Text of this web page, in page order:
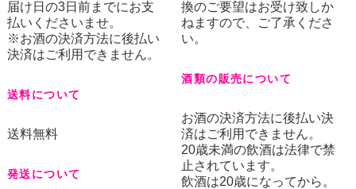
届け日の3日前までにお支
払いくださいませ。
※お酒の決済方法に後払い
決済はご利用できません。
送料について
送料無料
発送について
換のご要望はお受け致しか
ねますので、ご了承くださ
い。
酒類の販売について
お酒の決済方法に後払い決
済はご利用できません。
20歳未満の飲酒は法律で禁
止されています。
飲酒は20歳になってから。